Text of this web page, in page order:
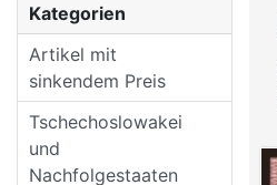
Kategorien
Artikel mit
sinkendem Preis
Tschechoslowakei
und
Nachfolgestaaten